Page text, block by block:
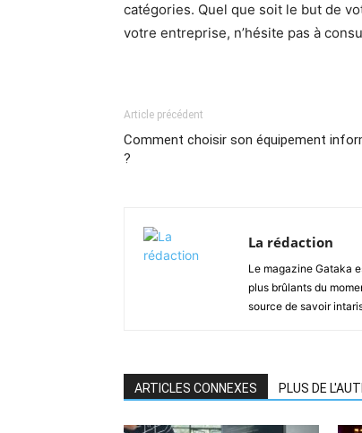
catégories. Quel que soit le but de
votre entreprise, n’hésite pas à
Article précédent
Comment choisir son équipement
?
La rédaction
Le magazine Gataka
plus brûlants du
source de savoir
ARTICLES CONNEXES PLUS DE